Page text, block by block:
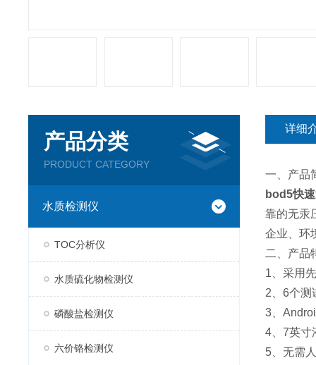
产品分类
PRODUCT CATEGORY
水质检测仪
TOC分析仪
水质硫化物检测仪
磷酸盐检测仪
六价铬检测仪
详细
一、产品
bod5快
靠的无汞
企业、环
二、产品
1、采用
2、6个测
3、
4、7英寸
5、无需